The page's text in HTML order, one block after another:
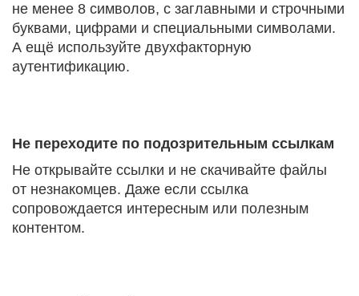
не менее 8 символов, с заглавными и строчными
буквами, цифрами и специальными символами.
А ещё используйте двухфакторную
аутентификацию.
Не переходите по подозрительным ссылкам
Не открывайте ссылки и не скачивайте файлы
от незнакомцев. Даже если ссылка
сопровождается интересным или полезным
контентом.